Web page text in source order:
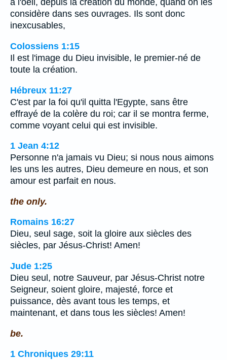
à l'oeil, depuis la création du monde, quand on les
considère dans ses ouvrages. Ils sont donc
inexcusables,
Colossiens 1:15
Il est l'image du Dieu invisible, le premier-né de
toute la création.
Hébreux 11:27
C'est par la foi qu'il quitta l'Egypte, sans être
effrayé de la colère du roi; car il se montra ferme,
comme voyant celui qui est invisible.
1 Jean 4:12
Personne n'a jamais vu Dieu; si nous nous aimons
les uns les autres, Dieu demeure en nous, et son
amour est parfait en nous.
the only.
Romains 16:27
Dieu, seul sage, soit la gloire aux siècles des
siècles, par Jésus-Christ! Amen!
Jude 1:25
Dieu seul, notre Sauveur, par Jésus-Christ notre
Seigneur, soient gloire, majesté, force et
puissance, dès avant tous les temps, et
maintenant, et dans tous les siècles! Amen!
be.
1 Chroniques 29:11